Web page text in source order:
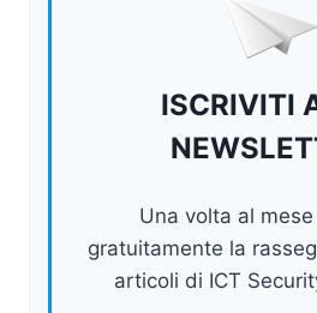
ISCRIVITI
Una volta al
gratuitamente la
articoli di ICT